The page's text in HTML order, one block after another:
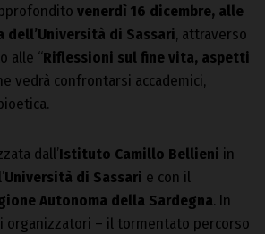
venerdì 16 dicembre, alle
dell’Università di Sassari, attraverso
alle “Riflessioni sul fine vita, aspetti
vedrà confrontarsi accademici,
dall’Istituto Camillo Bellieni in
Università di Sassari e con il
Autonoma della Sardegna. In
organizzatori – il tormentato percorso